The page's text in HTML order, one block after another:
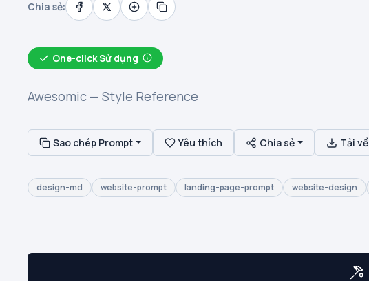
Chia sẻ:
One-click Sử dụng
Awesomic — Style Reference
Sao chép Prompt Yêu thích Chia sẻ Tải về
design-md website-prompt landing-page-prompt website-design